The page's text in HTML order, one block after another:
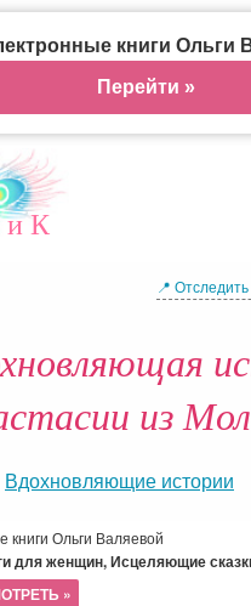
и К
📍
из
Вдохновляющие истории
книги Ольги Валяевой
для женщин, Исцеляющие
»
книги Ольги
Перейти »